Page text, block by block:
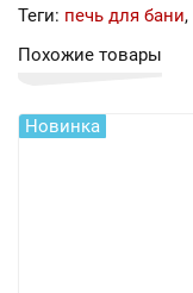
Теги: печь для бани,
Похожие товары
Новинка